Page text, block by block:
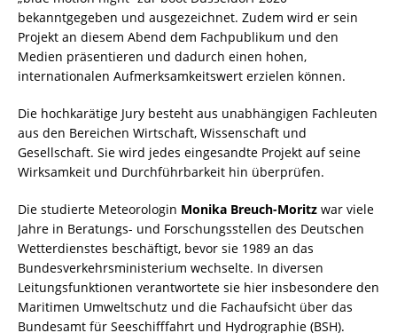
bekanntgegeben und ausgezeichnet. Zudem wird er sein
Projekt an diesem Abend dem Fachpublikum und den
Medien präsentieren und dadurch einen hohen,
internationalen Aufmerksamkeitswert erzielen können.
Die hochkarätige Jury besteht aus unabhängigen Fachleuten
aus den Bereichen Wirtschaft, Wissenschaft und
Gesellschaft. Sie wird jedes eingesandte Projekt auf seine
Wirksamkeit und Durchführbarkeit hin überprüfen.
Die studierte Meteorologin Monika Breuch-Moritz war viele
Jahre in Beratungs- und Forschungsstellen des Deutschen
Wetterdienstes beschäftigt, bevor sie 1989 an das
Bundesverkehrsministerium wechselte. In diversen
Leitungsfunktionen verantwortete sie hier insbesondere den
Maritimen Umweltschutz und die Fachaufsicht über das
Bundesamt für Seeschifffahrt und Hydrographie (BSH).